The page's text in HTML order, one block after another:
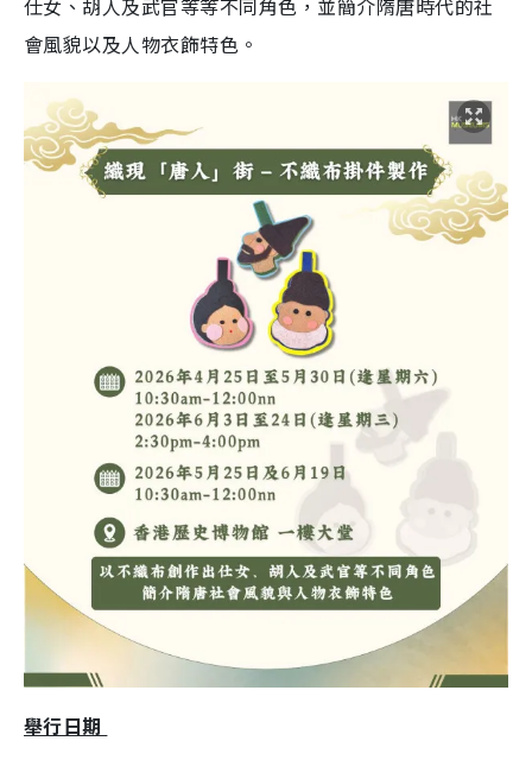
仕女、胡人及武官等等不同角色，並簡介隋唐時代的社
會風貌以及人物衣飾特色。
舉行日期